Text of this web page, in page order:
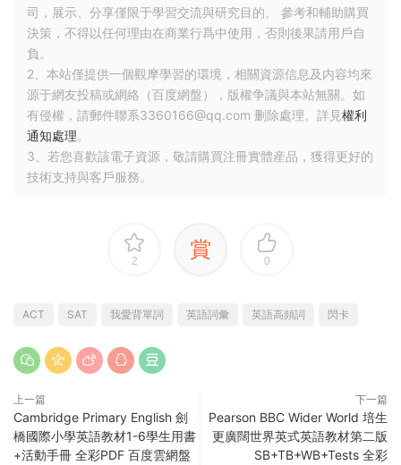
司，展示、分享僅限于學習交流與研究目的、 參考和輔助購買
決策，不得以任何理由在商業行爲中使用，否則後果請用戶自
負。
2、本站僅提供一個觀摩學習的環境，相關資源信息及内容均來
源于網友投稿或網絡（百度網盤），版權争議與本站無關。如
有侵權，請郵件聯系3360166@qq.com 删除處理。詳見權利
通知處理。
3、若您喜歡該電子資源，敬請購買注冊實體産品，獲得更好的
技術支持與客戶服務。
2 賞 0
ACT SAT 我愛背單詞 英語詞彙 英語高頻詞 閃卡
上一篇
Cambridge Primary English 劍
橋國際小學英語教材1-6學生用書
+活動手冊 全彩PDF 百度雲網盤
下一篇
Pearson BBC Wider World 培生
更廣闊世界英式英語教材第二版
SB+TB+WB+Tests 全彩